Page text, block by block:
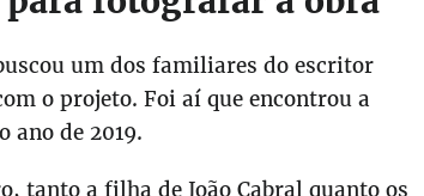
um dos familiares do escritor
o projeto. Foi aí que encontrou a
ano de 2019.
tanto a filha de João Cabral quanto os